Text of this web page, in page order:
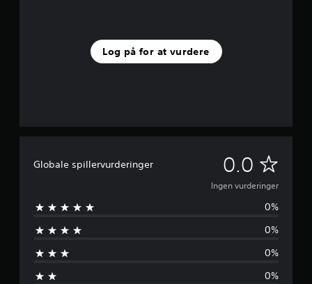
Log på for at vurdere
Globale spillervurderinger 0.0
n
g
Ingen vurderinger
0%
0%
0%
0%